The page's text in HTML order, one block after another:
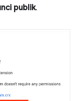
publik.